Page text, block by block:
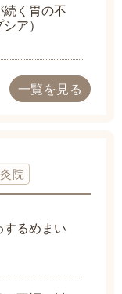
く胃の不
ア）
一覧を見る
院
るめまい